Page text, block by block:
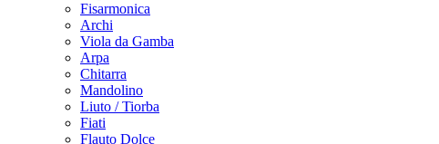
Fisarmonica
Archi
Viola da Gamba
Arpa
Chitarra
Mandolino
Liuto / Tiorba
Fiati
Flauto Dolce